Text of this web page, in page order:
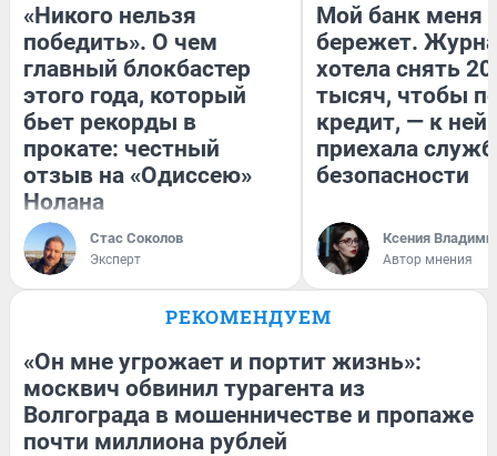
«Никого нельзя
победить». О чем
главный блокбастер
этого года, который
бьет рекорды в
прокате: честный
отзыв на «Одиссею»
Нолана
Стас Соколов
Эксперт
Мой банк меня
бережет.
хотела снять
тысяч, чтобы
кредит, — к
приехала
безопасности
Ксения
Автор мнения
РЕКОМЕНДУЕМ
«Он мне угрожает и портит жизнь»:
москвич обвинил турагента из
Волгограда в мошенничестве и пропаже
почти миллиона рублей